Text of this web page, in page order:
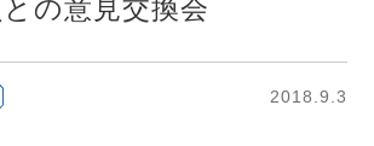
の意見交換会
2018.9.3